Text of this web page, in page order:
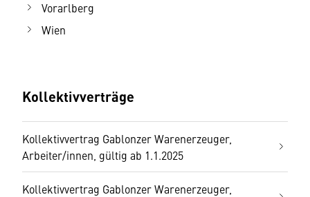
Vorarlberg
Wien
Kollektivverträge
Kollektivvertrag Gablonzer Warenerzeuger,
Arbeiter/innen, gültig ab 1.1.2025
Kollektivvertrag Gablonzer Warenerzeuger,